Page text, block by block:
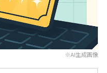
※AI生成画像